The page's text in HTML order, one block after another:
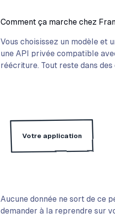
Comment ça marche chez
Vous choisissez un modèle et
une API privée compatible
réécriture. Tout reste dans
Votre application
Aucune donnée ne sort de ce
demander à la reprendre sur